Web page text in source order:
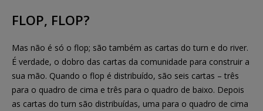
FLOP, FLOP?
Mas não é só o flop; são também as cartas do turn e do river.
É verdade, o dobro das cartas da comunidade para construir a
sua mão. Quando o flop é distribuído, são seis cartas – três
para o quadro de cima e três para o quadro de baixo. Depois
as cartas do turn são distribuídas, uma para o quadro de cima